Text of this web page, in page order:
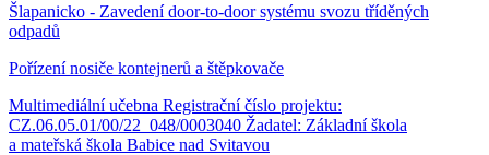
Šlapanicko - Zavedení door-to-door systému svozu tříděných
odpadů
Pořízení nosiče kontejnerů a štěpkovače
Multimediální učebna Registrační číslo projektu:
CZ.06.05.01/00/22_048/0003040 Žadatel: Základní škola
a mateřská škola Babice nad Svitavou